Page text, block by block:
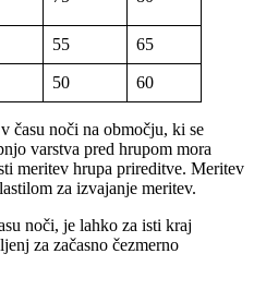
55 65
50 60
času noči na območju, ki se
varstva pred hrupom mora
meritev hrupa prireditve. Meritev
za izvajanje meritev.
noči, je lahko za isti kraj
za začasno čezmerno